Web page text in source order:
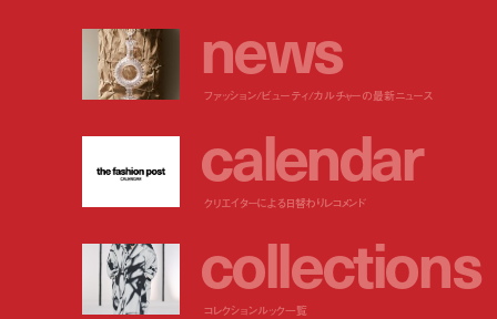
news
ファッション/ビューティ/カルチャーの最新ニュース
calendar
クリエイターによる日替わりレコメンド
collections
コレクションルック一覧